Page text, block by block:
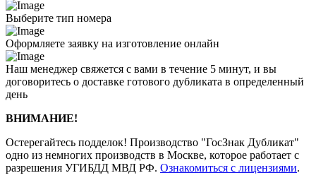
Выберите тип номера
Оформляете заявку на изготовление онлайн
Наш менеджер свяжется с вами в течение 5 минут, и вы
договоритесь о доставке готового дубликата в определенный
день
ВНИМАНИЕ!
Остерегайтесь подделок! Производство "ГосЗнак Дубликат"
одно из немногих производств в Москве, которое работает с
разрешения УГИБДД МВД РФ. Ознакомиться с лицензиями.